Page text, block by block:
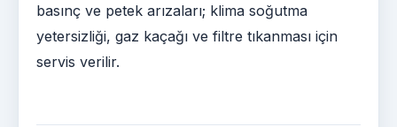
basınç ve petek arızaları; klima soğutma
yetersizliği, gaz kaçağı ve filtre tıkanması için
servis verilir.